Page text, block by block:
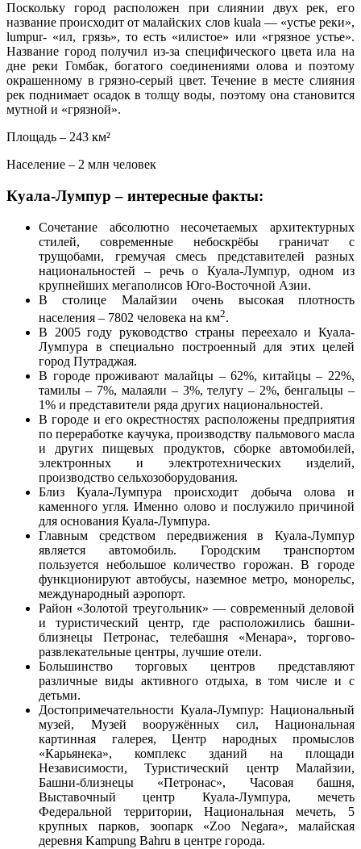
Поскольку город расположен при слиянии двух рек, его
название происходит от малайских слов kuala — «устье реки»,
lumpur- «ил, грязь», то есть «илистое» или «грязное устье».
Название город получил из-за специфического цвета ила на
дне реки Гомбак, богатого соединениями олова и поэтому
окрашенному в грязно-серый цвет. Течение в месте слияния
рек поднимает осадок в толщу воды, поэтому она становится
мутной и «грязной».
Площадь – 243 км²
Население – 2 млн человек
Куала-Лумпур – интересные факты:
Сочетание абсолютно несочетаемых архитектурных
стилей, современные небоскрёбы граничат с
трущобами, гремучая смесь представителей разных
национальностей – речь о Куала-Лумпур, одном из
крупнейших мегаполисов Юго-Восточной Азии.
В столице Малайзии очень высокая плотность
населения – 7802 человека на км2.
В 2005 году руководство страны переехало и Куала-
Лумпура в специально построенный для этих целей
город Путраджая.
В городе проживают малайцы – 62%, китайцы – 22%,
тамилы – 7%, малаяли – 3%, телугу – 2%, бенгальцы –
1% и представители ряда других национальностей.
В городе и его окрестностях расположены предприятия
по переработке каучука, производству пальмового масла
и других пищевых продуктов, сборке автомобилей,
электронных и электротехнических изделий,
производство сельхозоборудования.
Близ Куала-Лумпура происходит добыча олова и
каменного угля. Именно олово и послужило причиной
для основания Куала-Лумпура.
Главным средством передвижения в Куала-Лумпур
является автомобиль. Городским транспортом
пользуется небольшое количество горожан. В городе
функционируют автобусы, наземное метро, монорельс,
международный аэропорт.
Район «Золотой треугольник» — современный деловой
и туристический центр, где расположились башни-
близнецы Петронас, телебашня «Менара», торгово-
развлекательные центры, лучшие отели.
Большинство торговых центров представляют
различные виды активного отдыха, в том числе и с
детьми.
Достопримечательности Куала-Лумпур: Национальный
музей, Музей вооружённых сил, Национальная
картинная галерея, Центр народных промыслов
«Карьянека», комплекс зданий на площади
Независимости, Туристический центр Малайзии,
Башни-близнецы «Петронас», Часовая башня,
Выставочный центр Куала-Лумпура, мечеть
Федеральной территории, Национальная мечеть, 5
крупных парков, зоопарк «Zoo Negara», малайская
деревня Kampung Bahru в центре города.